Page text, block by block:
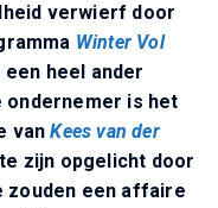
verwierf door
Winter Vol
heel ander
ondernemer is het
vanKees van der
zijn opgelicht door
zouden een affaire